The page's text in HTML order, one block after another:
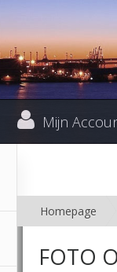
Mijn
Homepage
FOTO